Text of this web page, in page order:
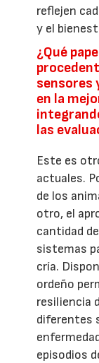
reflejen
y el
¿Qué
sensores
en la
las
Este es
actuales.
de los
otro, el
cantidad
sistemas
cría.
ordeño
resiliencia
diferentes
episodios